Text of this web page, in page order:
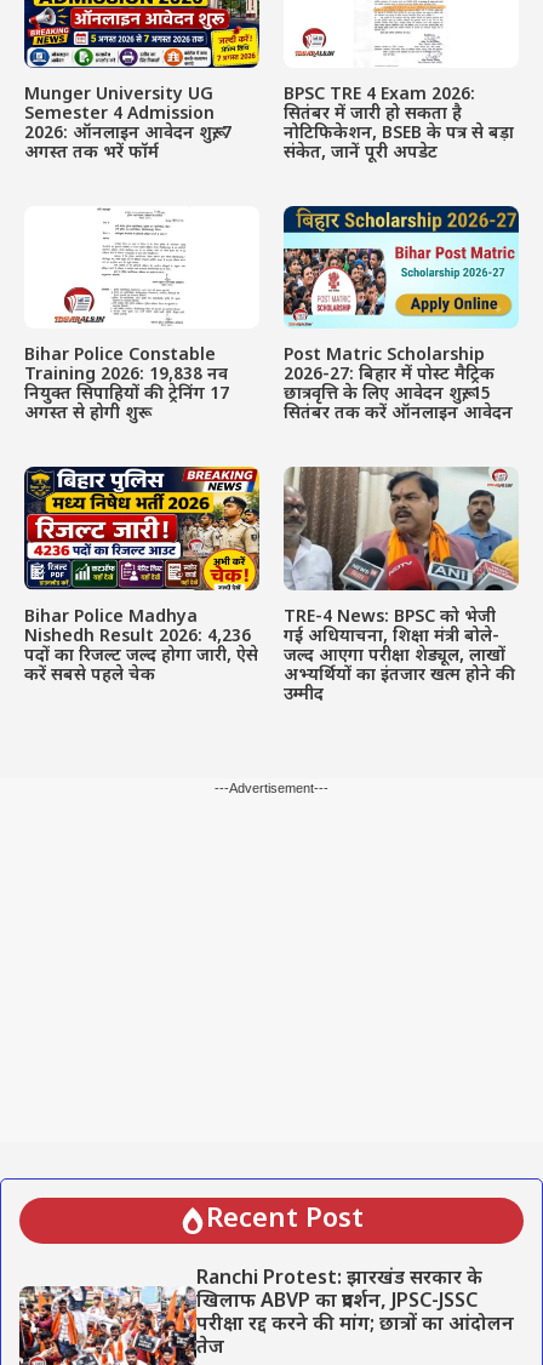
Munger University UG
Semester 4 Admission
2026: ऑनलाइन आवेदन शुरू, 7
अगस्त तक भरें फॉर्म
BPSC TRE 4 Exam 2026:
सितंबर में जारी हो सकता है
नोटिफिकेशन, BSEB के पत्र से बड़ा
संकेत, जानें पूरी अपडेट
Bihar Police Constable
Training 2026: 19,838 नव
नियुक्त सिपाहियों की ट्रेनिंग 17
अगस्त से होगी शुरू
Post Matric Scholarship
2026-27: बिहार में पोस्ट मैट्रिक
छात्रवृत्ति के लिए आवेदन शुरू, 15
सितंबर तक करें ऑनलाइन आवेदन
Bihar Police Madhya
Nishedh Result 2026: 4,236
पदों का रिजल्ट जल्द होगा जारी, ऐसे
करें सबसे पहले चेक
TRE-4 News: BPSC को भेजी
गई अधियाचना, शिक्षा मंत्री बोले-
जल्द आएगा परीक्षा शेड्यूल, लाखों
अभ्यर्थियों का इंतजार खत्म होने की
उम्मीद
---Advertisement---
Recent Post
Ranchi Protest: झारखंड सरकार के
खिलाफ ABVP का प्रदर्शन, JPSC-JSSC
परीक्षा रद्द करने की मांग; छात्रों का आंदोलन
तेज